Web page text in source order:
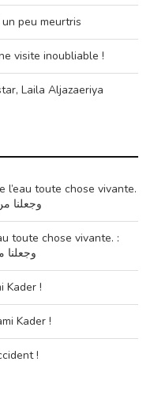
peu meurtris
visite inoubliable !
Laila Aljazaeriya
l’eau toute chose vivante.
:
toute chose vivante. :
Kader !
Kader !
!